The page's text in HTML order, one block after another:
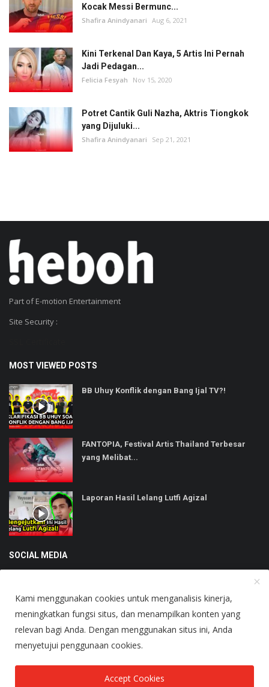
Kocak Messi Bermunc...
Shafira Anindyanari Aug 6, 2021
Kini Terkenal Dan Kaya, 5 Artis Ini Pernah
Jadi Pedagan...
Felicia Fesyah Nov 15, 2020
Potret Cantik Guli Nazha, Aktris Tiongkok
yang Dijuluki...
Shafira Anindyanari Sep 21, 2021
Part of E-motion Entertainment
Site Security :
MOST VIEWED POSTS
BB Uhuy Konflik dengan Bang Ijal TV?!
FANTOPIA, Festival Artis Thailand Terbesar
yang Melibat...
Laporan Hasil Lelang Lutfi Agizal
SOCIAL MEDIA
Copyright © 2025 Heboh - All Rights Reserved.
About Us Terms & Conditions
Kami menggunakan cookies untuk menganalisis kinerja,
meningkatkan fungsi situs, dan menampilkan konten yang
relevan bagi Anda. Dengan menggunakan situs ini, Anda
menyetujui penggunaan cookies.
Accept Cookies